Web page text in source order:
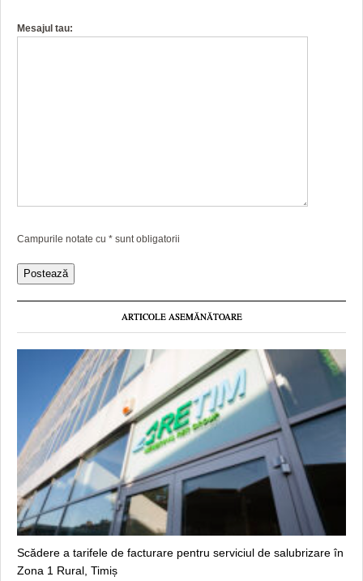
Mesajul tau:
Campurile notate cu * sunt obligatorii
ARTICOLE ASEMĂNĂTOARE
Scădere a tarifele de facturare pentru serviciul de salubrizare în
Zona 1 Rural, Timiș